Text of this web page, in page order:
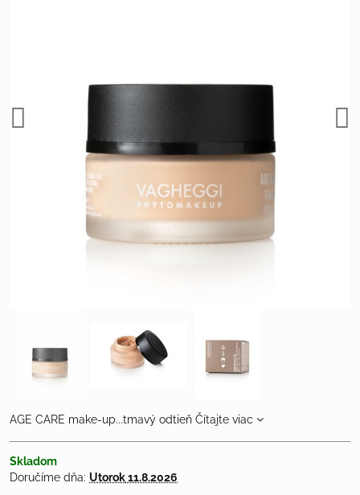
AGE CARE make-up...tmavý odtieň Čítajte viac
Skladom
Doručíme dňa: Utorok11.8.2026